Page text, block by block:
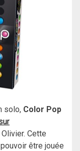
solo, Color Pop
Cette
être jouée